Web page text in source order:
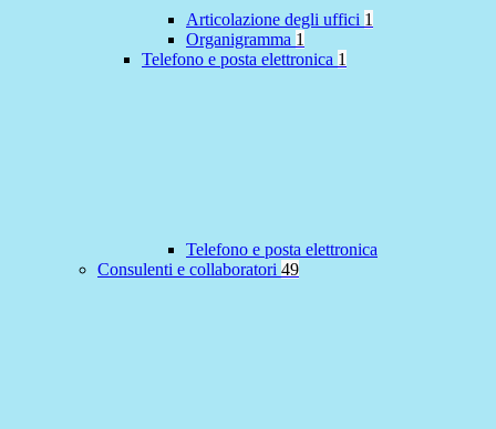
Articolazione degli uffici 1
Organigramma 1
Telefono e posta elettronica 1
Telefono e posta elettronica
Consulenti e collaboratori 49